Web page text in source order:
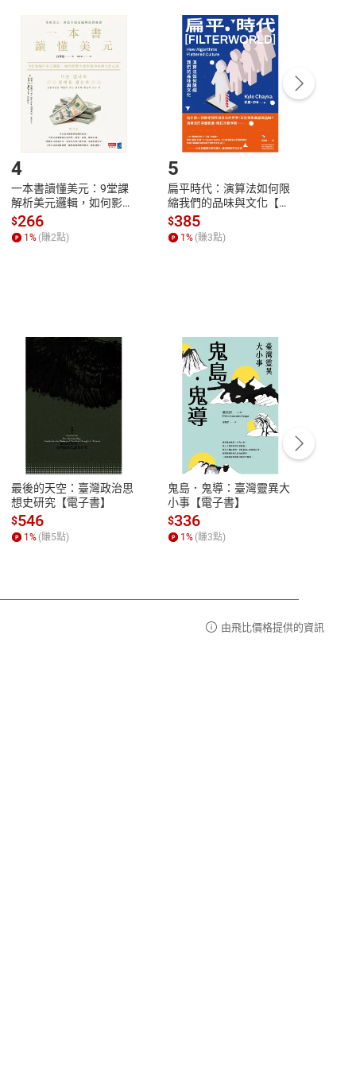
點選「瀏覽訂單明細」 「申請取消訂單/退
貨。
付款方式
Payment
完成訂單
Complete
號，下載書籍後看書
性
參
服務時間：週一到週五 10:00-12:00、
13:00-17:00 (國定假日及例假日休息)
客服電話：0080-1857077
4
一本書讀懂美元：9堂課
解析美元邏輯，如何影響
全球經濟和每個人的投資
【電子書】
$266
1% (賺2點)
5
扁平時代：演算法如何限
縮我們的品味與文化【電
子書】
$385
1% (賺3點)
最後的天空：臺灣政治思
想史研究【電子書】
$546
1% (賺5點)
鬼島．鬼導：臺灣靈異大
小事【電子書】
$336
1% (賺3點)
由飛比價格提供的資訊